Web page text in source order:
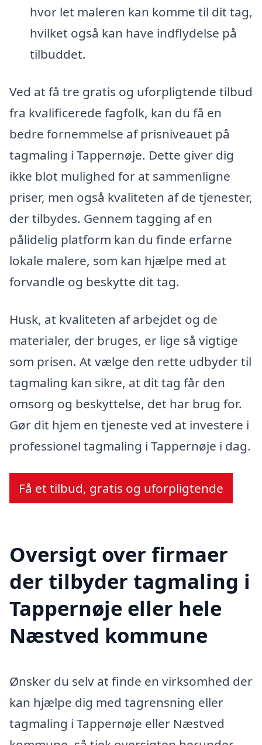
hvor let maleren kan komme til dit tag,
hvilket også kan have indflydelse på
tilbuddet.
Ved at få tre gratis og uforpligtende tilbud
fra kvalificerede fagfolk, kan du få en
bedre fornemmelse af prisniveauet på
tagmaling i Tappernøje. Dette giver dig
ikke blot mulighed for at sammenligne
priser, men også kvaliteten af de tjenester,
der tilbydes. Gennem tagging af en
pålidelig platform kan du finde erfarne
lokale malere, som kan hjælpe med at
forvandle og beskytte dit tag.
Husk, at kvaliteten af arbejdet og de
materialer, der bruges, er lige så vigtige
som prisen. At vælge den rette udbyder til
tagmaling kan sikre, at dit tag får den
omsorg og beskyttelse, det har brug for.
Gør dit hjem en tjeneste ved at investere i
professionel tagmaling i Tappernøje i dag.
Få et tilbud, gratis og uforpligtende
Oversigt over firmaer
der tilbyder tagmaling i
Tappernøje eller hele
Næstved kommune
Ønsker du selv at finde en virksomhed der
kan hjælpe dig med tagrensning eller
tagmaling i Tappernøje eller Næstved